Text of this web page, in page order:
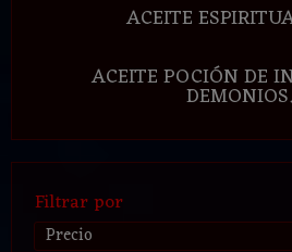
ACEITE
ACEITE POCIÓN DE
Filtrar por
Precio